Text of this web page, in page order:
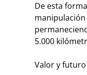
De esta
5.000
Valor y